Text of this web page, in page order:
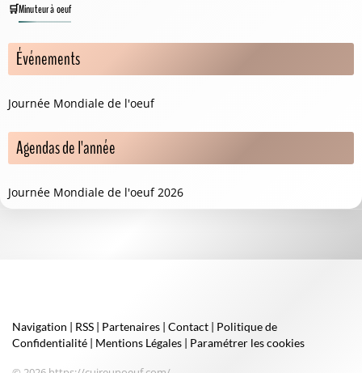
Minuteur à oeuf
Événements
Journée Mondiale de l'oeuf
Agendas de l'année
Journée Mondiale de l'oeuf 2026
Navigation | RSS | Partenaires | Contact | Politique de
Confidentialité | Mentions Légales | Paramétrer les cookies